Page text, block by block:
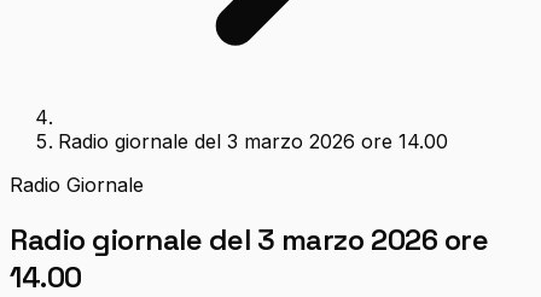
Radio giornale del 3 marzo 2026 ore 14.00
Radio Giornale
Radio giornale del 3 marzo 2026 ore
14.00